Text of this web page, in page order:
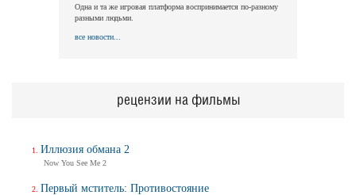
Одна и та же игровая платформа воспринимается по-разному
разными людьми.
все новости...
рецензии на фильмы
Иллюзия обмана 2
Now You See Me 2
Первый мститель: Противостояние